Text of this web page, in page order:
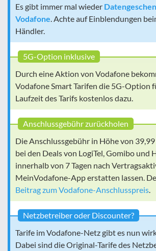
Es gibt immer mal wieder
Vodafone . Achte auf Einblendungen
Händler.
5G-Option inklusive
Durch eine Aktion von Vodafone
Vodafone Smart Tarifen die 5G-Option
Laufzeit des Tarifs kostenlos dazu.
Anschlussgebühr zurückholen
Die Anschlussgebühr in Höhe von
bei den Deals von LogiTel, Gomibo und
innerhalb von 7 Tagen nach
MeinVodafone-App erstatten lassen.
Beitrag zum Vodafone-Anschlusspreis
Netzbetreiber oder Discounter?
Tarife im Vodafone-Netz gibt es nun
Dabei sind die Original-Tarife des